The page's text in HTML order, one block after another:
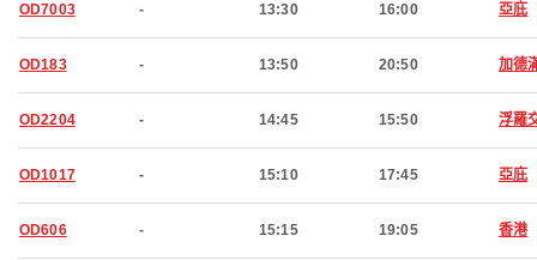
OD7003 - 13:30 16:00 亞庇
OD183 - 13:50 20:50 加德
OD2204 - 14:45 15:50 浮羅
OD1017 - 15:10 17:45 亞庇
OD606 - 15:15 19:05 香港